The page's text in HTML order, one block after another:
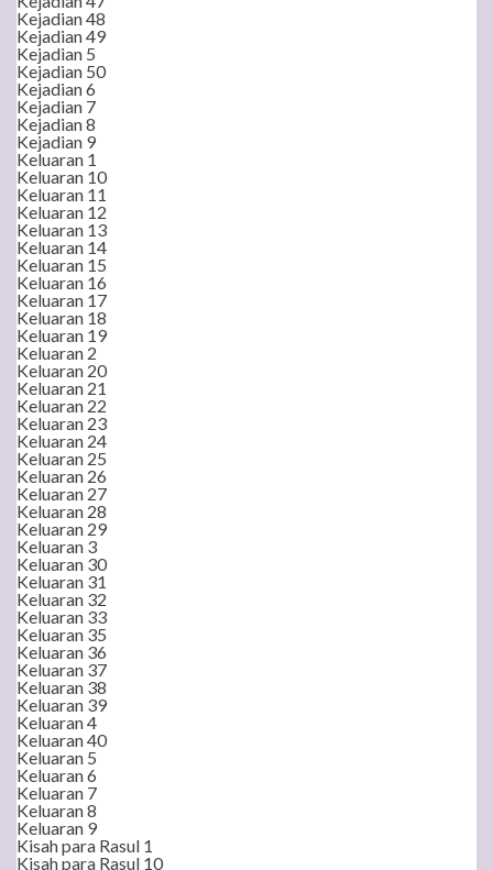
Kejadian 48
Kejadian 49
Kejadian 5
Kejadian 50
Kejadian 6
Kejadian 7
Kejadian 8
Kejadian 9
Keluaran 1
Keluaran 10
Keluaran 11
Keluaran 12
Keluaran 13
Keluaran 14
Keluaran 15
Keluaran 16
Keluaran 17
Keluaran 18
Keluaran 19
Keluaran 2
Keluaran 20
Keluaran 21
Keluaran 22
Keluaran 23
Keluaran 24
Keluaran 25
Keluaran 26
Keluaran 27
Keluaran 28
Keluaran 29
Keluaran 3
Keluaran 30
Keluaran 31
Keluaran 32
Keluaran 33
Keluaran 35
Keluaran 36
Keluaran 37
Keluaran 38
Keluaran 39
Keluaran 4
Keluaran 40
Keluaran 5
Keluaran 6
Keluaran 7
Keluaran 8
Keluaran 9
Kisah para Rasul 1
Kisah para Rasul 10